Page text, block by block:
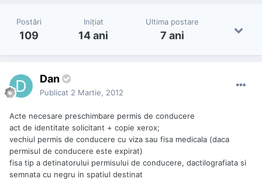
Postări
109
Iniţiat
14 ani
Ultima postare
7 ani
Dan
Publicat 2 Martie, 2012
Acte necesare preschimbare permis de conducere
act de identitate solicitant + copie xerox;
vechiul permis de conducere cu viza sau fisa medicala (daca
permisul de conducere este expirat)
fisa tip a detinatorului permisului de conducere, dactilografiata si
semnata cu negru in spatiul destinat